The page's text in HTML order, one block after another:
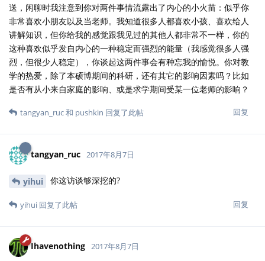
送，闲聊时我注意到你对两件事情流露出了内心的小火苗：似乎你
非常喜欢小朋友以及当老师。我知道很多人都喜欢小孩、喜欢给人
讲解知识，但你给我的感觉跟我见过的其他人都非常不一样，你的
这种喜欢似乎发自内心的一种稳定而强烈的能量（我感觉很多人强
烈，但很少人稳定），你谈起这两件事会有种忘我的愉悦。你对教
学的热爱，除了本硕博期间的科研，还有其它的影响因素吗？比如
是否有从小来自家庭的影响、或是求学期间受某一位老师的影响？
回复
tangyan_ruc和 pushkin 回复了此帖
tangyan_ruc 2017年8月7日
yihui 你这访谈够深挖的?
回复
yihui 回复了此帖
Ihavenothing 2017年8月7日